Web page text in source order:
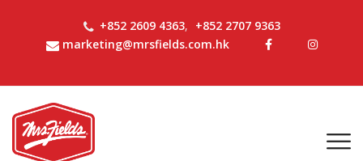
+852 2609 4363, +852 2707 9363
marketing@mrsfields.com.hk